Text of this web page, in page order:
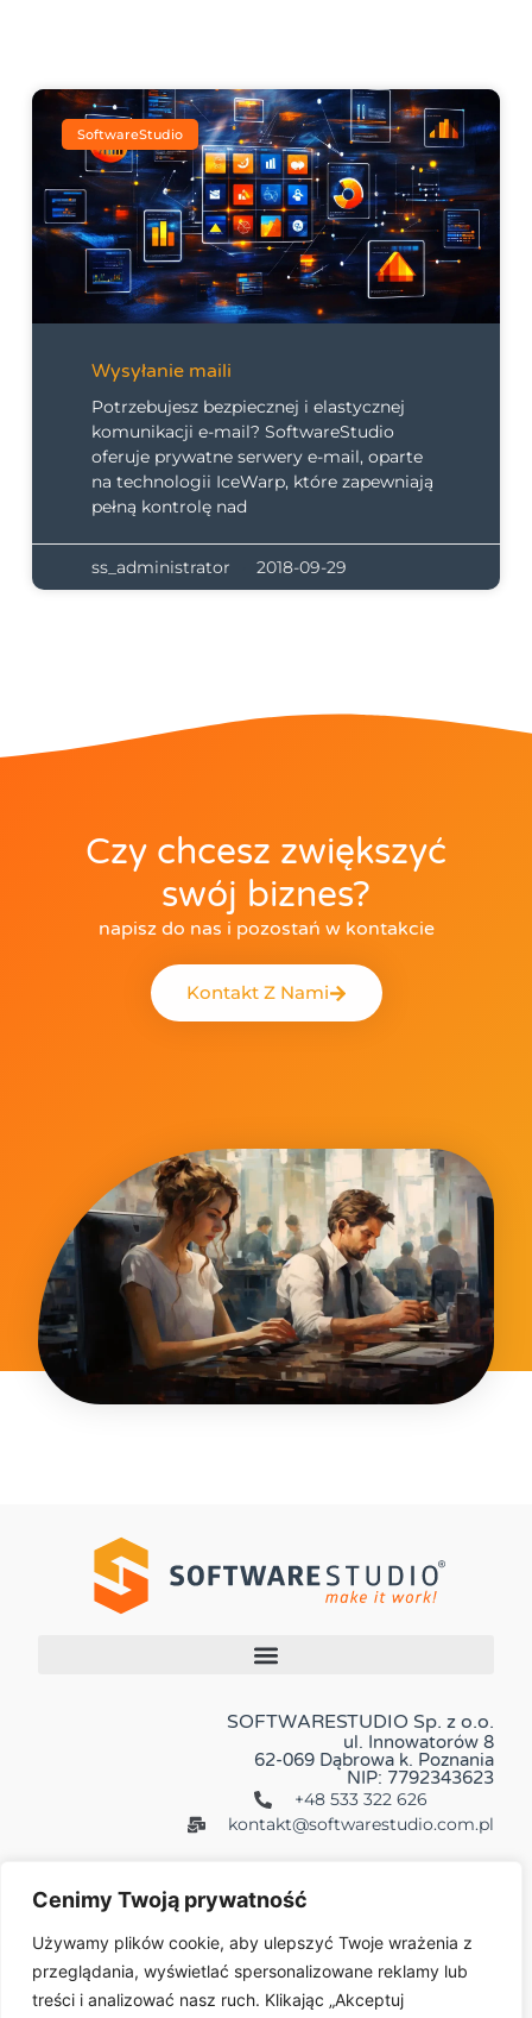
Cenimy Twoją prywatność
Używamy plików cookie, aby ulepszyć Twoje wrażenia z
przeglądania, wyświetlać spersonalizowane reklamy lub
treści i analizować nasz ruch. Klikając „Akceptuj
SoftwareStudio
Wysyłanie maili
Potrzebujesz bezpiecznej i elastycznej
komunikacji e-mail? SoftwareStudio
oferuje prywatne serwery e-mail, oparte
na technologii IceWarp, które zapewniają
pełną kontrolę nad
ss_administrator 2018-09-29
Czy chcesz zwiększyć
swój biznes?
napisz do nas i pozostań w kontakcie
Kontakt Z Nami
SOFTWARESTUDIO Sp. z o.o.
ul. Innowatorów 8
62-069 Dąbrowa k. Poznania
NIP: 7792343623
+48 533 322 626
kontakt@softwarestudio.com.pl
Więcej: